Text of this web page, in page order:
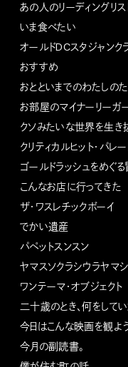
あの人のリーディングリス
いま食べたい
オールドDCスタジャンク
おすすめ
おとといまでのわたしの
お部屋のマイナーリーガ
クソみたいな世界を生き
クリティカルヒット・パレ
ゴールドラッシュをめぐ
こんなお店に行ってきた
ザ・ワスレチックボーイ
でかい遺産
パペットスンスン
ヤマスソクラシウラヤマシ
ワンテーマ・オブジェクト
二十歳のとき、何をして
今日はこんな映画を観よ
今月の副読書。